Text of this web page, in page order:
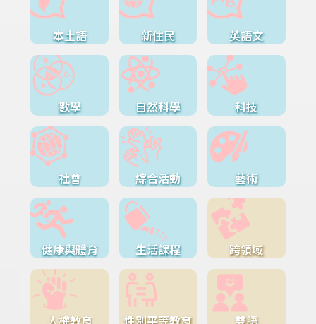
本土語 新住民 英語文
數學 自然科學 科技
社會 綜合活動 藝術
健康與體育 生活課程 跨領域
人權教育 性別平等教育 雙語